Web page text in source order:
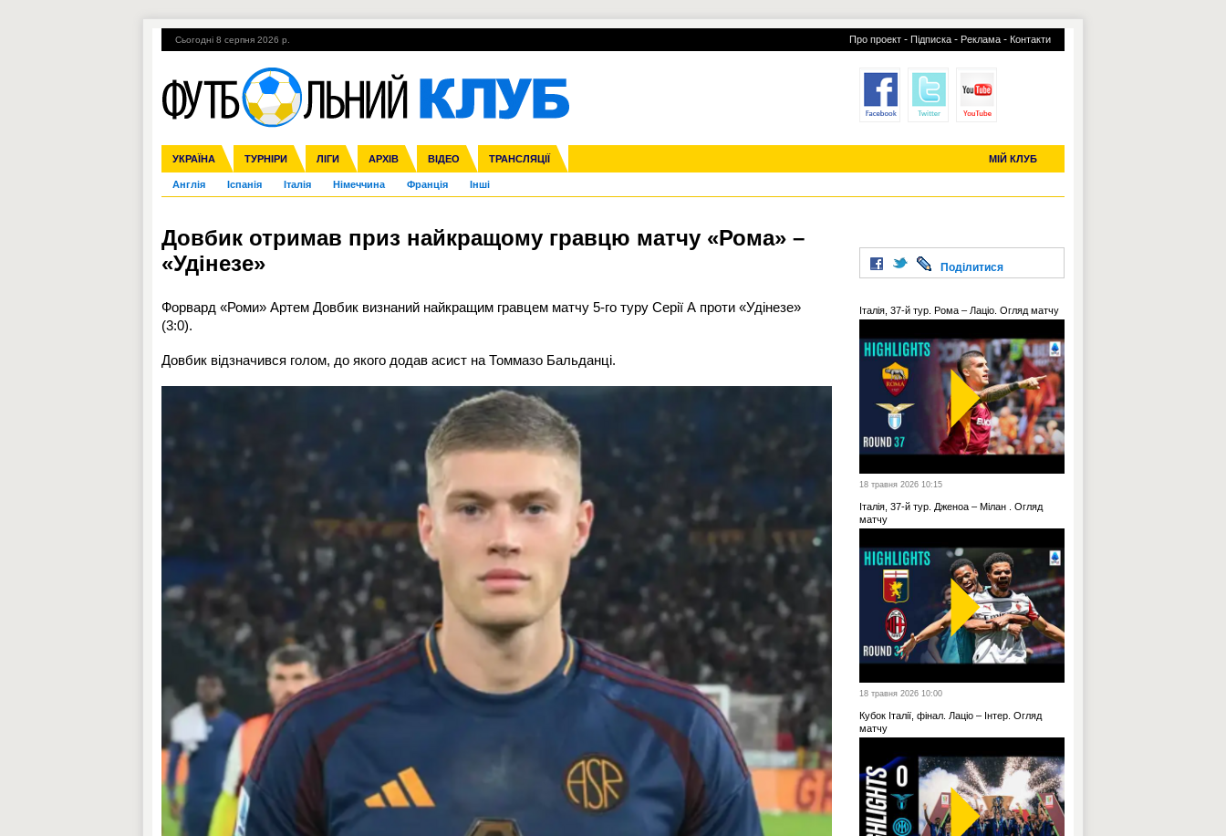
Сьогодні 8 серпня 2026 р. Про проект - Підписка - Реклама - Контакти
УКРАЇНА ТУРНІРИ ЛІГИ АРХІВ ВІДЕО ТРАНСЛЯЦІЇ МІЙ КЛУБ
Збірна Прем'єр-ліга Перша ліга Друга ліга Кубок України Молодіжка
Ліга чемпіонів Ліга Європи Міжнародні Ліга націй Ліга конференцій
Англія Іспанія Італія Німеччина Франція Інші
ЧС-2014 ЄВРО-2016 Росія Кубок конфедерацій ЧЄ-2015 (U-21)
Гарячі теми УПЛ, 2-й тур ВІЙНА УПЛ-ПЕРЕХОДИ УСІ ТРАНСФЕРИ
Довбик отримав приз найкращому гравцю матчу «Рома» –
«Удінезе»
Форвард «Роми» Артем Довбик визнаний найкращим гравцем матчу 5-го туру Серії А проти «Удінезе»
(3:0).
Довбик відзначився голом, до якого додав асист на Томмазо Бальданці.
Поділитися
Італія, 37-й тур. Рома – Лаціо. Огляд матчу
18 травня 2026 10:15
Італія, 37-й тур. Дженоа – Мілан . Огляд
матчу
18 травня 2026 10:00
Кубок Італії, фінал. Лаціо – Інтер. Огляд
матчу